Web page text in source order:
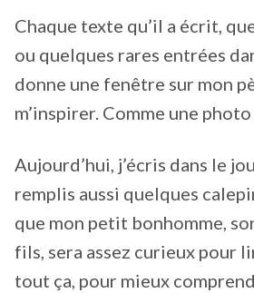
Chaque texte qu’il a écrit,
ou quelques rares entrées
donne une fenêtre sur mon
m’inspirer. Comme une photo
Aujourd’hui, j’écris dans le
remplis aussi quelques
que mon petit bonhomme,
fils, sera assez curieux pour
tout ça, pour mieux